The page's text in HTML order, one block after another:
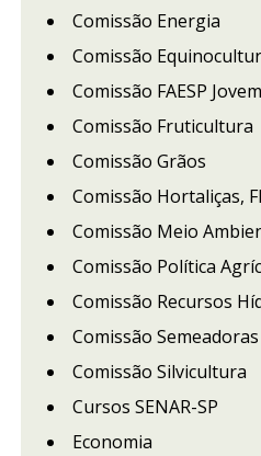
Comissão Energia
Comissão
Comissão FAESP Jovem
Comissão Fruticultura
Comissão Grãos
Comissão Hortaliças,
Comissão Meio
Comissão Política
Comissão Recursos
Comissão
Comissão Silvicultura
Cursos SENAR-SP
Economia